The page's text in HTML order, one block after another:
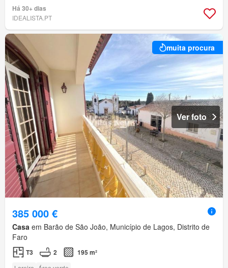
Há 30+ dias
IDEALISTA.PT
muita procura
Ver foto
385 000 €
Casa em Barão de São João, Município de Lagos, Distrito de
Faro
T3 2 195 m²